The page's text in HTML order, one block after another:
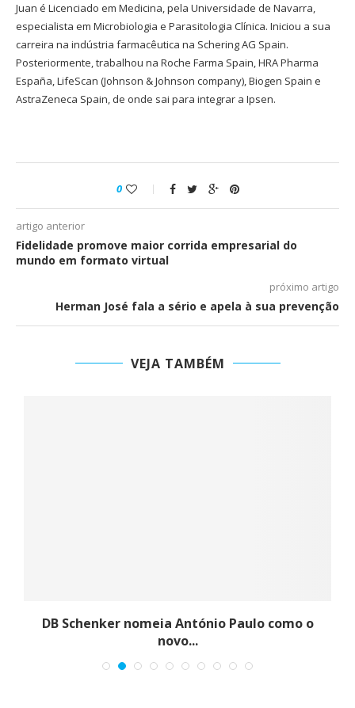
Juan é Licenciado em Medicina, pela Universidade de Navarra,
especialista em Microbiologia e Parasitologia Clínica. Iniciou a sua
carreira na indústria farmacêutica na Schering AG Spain.
Posteriormente, trabalhou na Roche Farma Spain, HRA Pharma
España, LifeScan (Johnson & Johnson company), Biogen Spain e
AstraZeneca Spain, de onde sai para integrar a Ipsen.
0
artigo anterior
Fidelidade promove maior corrida empresarial do
mundo em formato virtual
próximo artigo
Herman José fala a sério e apela à sua prevenção
VEJA TAMBÉM
DB Schenker nomeia António Paulo como o
novo...